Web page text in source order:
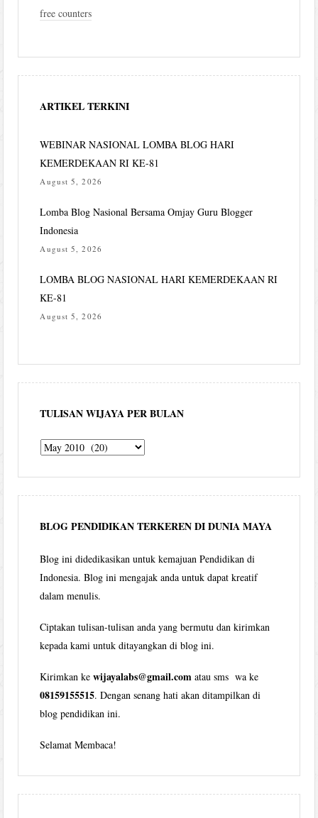
free counters
ARTIKEL TERKINI
WEBINAR NASIONAL LOMBA BLOG HARI
KEMERDEKAAN RI KE-81
August 5, 2026
Lomba Blog Nasional Bersama Omjay Guru Blogger
Indonesia
August 5, 2026
LOMBA BLOG NASIONAL HARI KEMERDEKAAN RI
KE-81
August 5, 2026
TULISAN WIJAYA PER BULAN
Tulisan
per
bulan
BLOG PENDIDIKAN TERKEREN DI DUNIA MAYA
Blog ini didedikasikan untuk kemajuan Pendidikan di
Indonesia. Blog ini mengajak anda untuk dapat kreatif
dalam menulis.
Ciptakan tulisan-tulisan anda yang bermutu dan kirimkan
kepada kami untuk ditayangkan di blog ini.
Kirimkan kewijayalabs@gmail.com atau sms wa ke
08159155515. Dengan senang hati akan ditampilkan di
blog pendidikan ini.
Selamat Membaca!